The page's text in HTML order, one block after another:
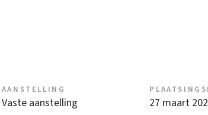
AANSTELLING
Vaste aanstelling 27 maart